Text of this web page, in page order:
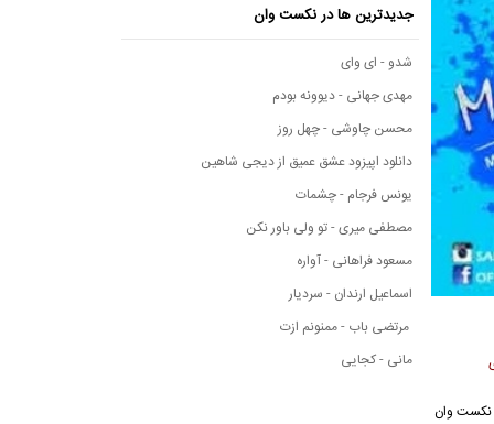
نکست وان
جدیدترین ها در نکست وان
شدو - ای وای
مهدی جهانی - دیوونه بودم
محسن چاوشی - چهل روز
دانلود اپیزود عشق عمیق از دیجی شاهین
یونس فرجام - چشمات
مصطفی میری - تو ولی باور نکن
مسعود فراهانی - آواره
اسماعیل ارندان - سردیار
مرتضی باب - ممنونم ازت
مانی - کجایی